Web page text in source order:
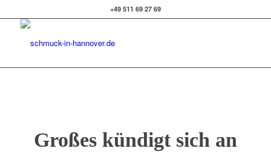
+49 511 69 27 69
Großes kündigt sich an